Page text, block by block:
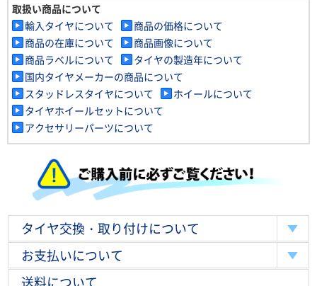
取扱い商品について
輸入タイヤについて
商品の価格について
商品の在庫について
商品画像について
商品ラベルについて
タイヤの製造年について
国内タイヤメーカーの商品について
スタッドレスタイヤについて
ホイールについて
タイヤホイールセットについて
アクセサリーパーツについて
タイヤ交換・取り付けについて
お支払いについて
送料について